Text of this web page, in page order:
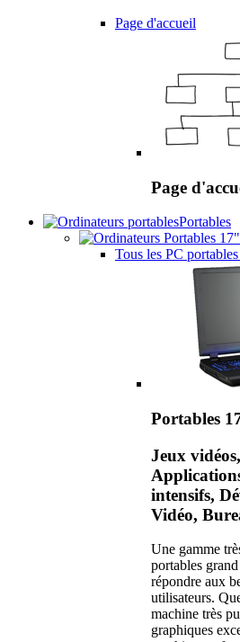
Page d'accueil
Page
Portables
Tous les PC
Portables
Jeux
intensifs,
Vidéo,
Une gamme
portables
répondre aux
utilisateurs.
machine très
graphiques